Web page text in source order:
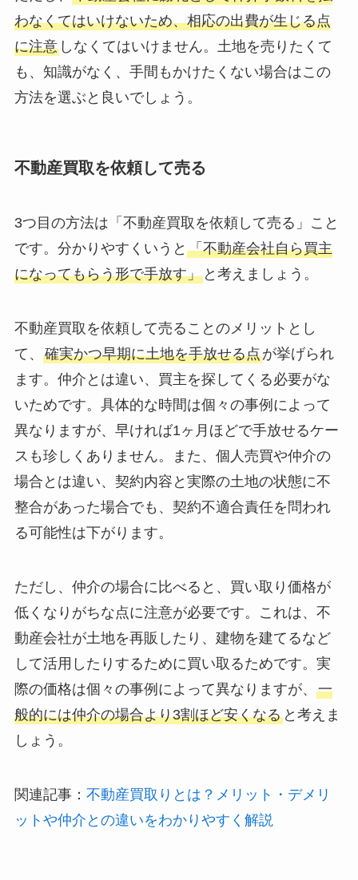
わなくてはいけないため、相応の出費が生じる点
に注意しなくてはいけません。土地を売りたくて
も、知識がなく、手間もかけたくない場合はこの
方法を選ぶと良いでしょう。
不動産買取を依頼して売る
3つ目の方法は「不動産買取を依頼して売る」こと
です。分かりやすくいうと 「不動産会社自ら買主
になってもらう形で手放す」と考えましょう。
不動産買取を依頼して売ることのメリットとし
て、 確実かつ早期に土地を手放せる点が挙げられ
ます。仲介とは違い、買主を探してくる必要がな
いためです。具体的な時間は個々の事例によって
異なりますが、早ければ1ヶ月ほどで手放せるケー
スも珍しくありません。また、個人売買や仲介の
場合とは違い、契約内容と実際の土地の状態に不
整合があった場合でも、契約不適合責任を問われ
る可能性は下がります。
ただし、仲介の場合に比べると、買い取り価格が
低くなりがちな点に注意が必要です。これは、不
動産会社が土地を再販したり、建物を建てるなど
して活用したりするために買い取るためです。実
際の価格は個々の事例によって異なりますが、 一
般的には仲介の場合より3割ほど安くなると考えま
しょう。
関連記事： 不動産買取りとは？メリット・デメリ
ットや仲介との違いをわかりやすく解説